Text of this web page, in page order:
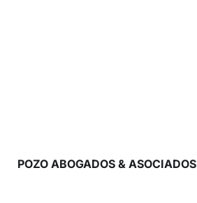
POZO ABOGADOS & ASOCIADOS